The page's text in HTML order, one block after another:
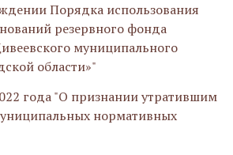
Порядка использования
резервного фонда
муниципального
области»"
года "О признании утратившим
нормативных